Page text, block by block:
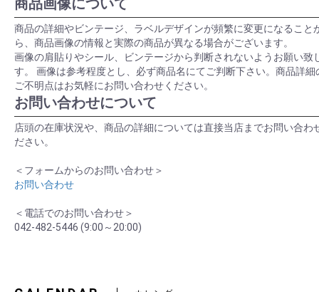
商品画像について
商品の詳細やビンテージ、ラベルデザインが頻繁に変更になること
ら、商品画像の情報と実際の商品が異なる場合がございます。
画像の肩貼りやシール、ビンテージから判断されないようお願い致
す。 画像は参考程度とし、必ず商品名にてご判断下さい。商品詳細
ご不明点はお気軽にお問い合わせください。
お問い合わせについて
店頭の在庫状況や、商品の詳細については直接当店までお問い合わ
ださい。
＜フォームからのお問い合わせ＞
お問い合わせ
＜電話でのお問い合わせ＞
042-482-5446 (9:00～20:00)